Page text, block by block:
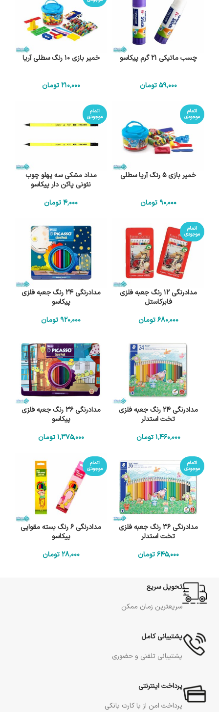
چسب ماتیکی 21 گرم پیکاسو
59٬000 تومان
خمیر بازی 10 رنگ سطلی آریا
210٬000 تومان
اتمام
موجودی
خمیر بازی 5 رنگ آریا سطلی
90٬000 تومان
اتمام
موجودی
مداد مشکی سه پهلو چوب
نئونی پاکن دار پیکاسو
4٬000تومان
اتمام
موجودی
مدادرنگی 12 رنگ جعبه فلزی
فابرکاستل
680٬000 تومان
مدادرنگی 24 رنگ جعبه فلزی
پیکاسو
920٬000تومان
مدادرنگی 24 رنگ جعبه فلزی
تخت استدلر
1٬460٬000 تومان
مدادرنگی 36 رنگ جعبه فلزی
پیکاسو
1٬375٬000 تومان
اتمام
موجودی
مدادرنگی 36 رنگ جعبه فلزی
تخت استدلر
645٬000 تومان
اتمام
موجودی
مدادرنگی 6 رنگ بسته مقوایی
پیکاسو
28٬000 تومان
تحویل سریع
سریعترین زمان ممکن
پشتیبانی کامل
پشتیبانی تلفنی و حضوری
پرداخت اینترنتی
پرداخت امن از با کارت بانکی